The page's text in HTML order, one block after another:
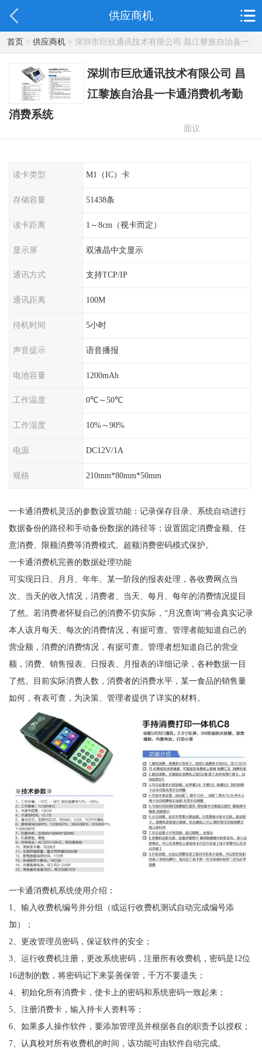
供应商机
首页> 供应商机> 深圳市巨欣通讯技术有限公司 昌江黎族自治县一
卡通消费机考勤消费系统
深圳市巨欣通讯技术有限公司 昌
江黎族自治县一卡通消费机考勤
消费系统
面议
读卡类型 M1（IC）卡
存储容量 51438条
读卡距离 1～8cm（视卡而定）
显示屏 双液晶中文显示
通讯方式 支持TCP/IP
通讯距离 100M
待机时间 5小时
声音提示 语音播报
电池容量 1200mAh
工作温度 0℃～50℃
工作湿度 10%～90%
电源 DC12V/1A
规格 210mm*80mm*50mm
一卡通消费机灵活的参数设置功能：记录保存目录、系统自动进行
数据备份的路径和手动备份数据的路径等；设置固定消费金额、任
意消费、限额消费等消费模式。超额消费密码模式保护。
一卡通消费机完善的数据处理功能
可实现日日、月月、年年、某一阶段的报表处理，各收费网点当
次、当天的收入情况，消费者、当天、每月、每年的消费情况提目
了然。若消费者怀疑自己的消费不切实际，“月况查询”将会真实记录
本人该月每天、每次的消费情况，有据可查。管理者能知道自己的
营业额，消费的消费情况，有据可查。管理者想知道自己的营业
额，消费、销售报表、日报表、月报表的详细记录，各种数据一目
了然。目前实际消费人数，消费者的消费水平，某一食品的销售量
如何，有表可查，为决策、管理者提供了详实的材料。
一卡通消费机系统使用介绍：
1、输入收费机编号并分组（或运行收费机测试自动完成编号添
加）；
2、更改管理员密码，保证软件的安全；
3、运行收费机注册，更改系统密码，注册所有收费机，密码是12位
16进制的数，将密码记下来妥善保管，千万不要遗失；
4、初始化所有消费卡，使卡上的密码和系统密码一致起来；
5、注册消费卡，输入持卡人资料等；
6、如果多人操作软件，要添加管理员并根据各自的职责予以授权；
7、认真校对所有收费机的时间，该功能可由软件自动完成。